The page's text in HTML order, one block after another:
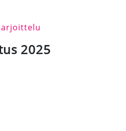
2025